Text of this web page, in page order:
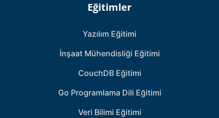
Eğitimler
Yazılım Eğitimi
İnşaat Mühendisliği Eğitimi
CouchDB Eğitimi
Go Programlama Dili Eğitimi
Veri Bilimi Eğitimi